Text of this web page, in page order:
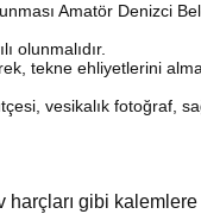
Amatör Denizci
olunmalıdır.
tekne ehliyetlerini
vesikalık fotoğraf,
harçları gibi